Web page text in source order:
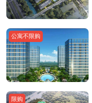
公寓不限购
限购